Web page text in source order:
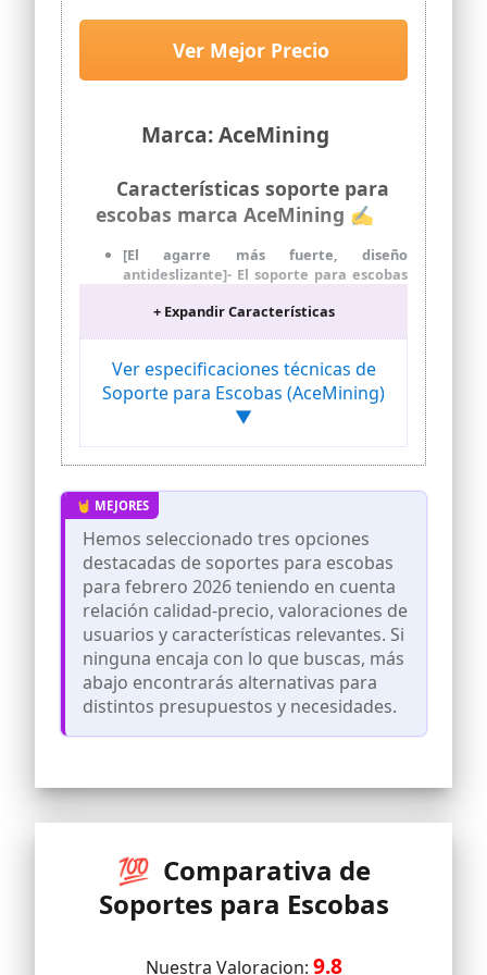
metal, mármol y armarios lisos. No apto
para paredes pintadas, gotelé, papel
pintado, superficies rugosas, porosas o
irregulares.
Marca: AceMining
Ver Mejor Precio
Características soporte para
escobas marca AceMining ✍
[El agarre más fuerte, diseño
antideslizante]- El soporte para escobas
304 resistente a la corrosión, más
[Ahorro de espacio organizando]- Los
soportes para escobas con estantes y
ganchos organizan tus escobas,
trapeadores, rastrillos, herramientas de
jardín, almacenamiento de lavandería y
[Instalación fácil]- Dos formas de instalar
el soporte de escobas de pared en
instalación.
[Amplias aplicaciones]- El organizador de
almacenamiento de escobas está
diseñado para sostener varios objetos
domésticos, ahorrando espacio y
decorando.
[Servicio al cliente]- Nos enfocamos en la
calidad del producto y valoramos mucho
la experiencia de compra de nuestros
clientes.
+ Expandir Características
Ver especificaciones técnicas de
Soporte para Escobas (AceMining)
▼
Hemos seleccionado tres opciones
destacadas de soportes para escobas
para febrero 2026 teniendo en cuenta
relación calidad-precio, valoraciones de
usuarios y características relevantes. Si
ninguna encaja con lo que buscas, más
abajo encontrarás alternativas para
distintos presupuestos y necesidades.
💯 Comparativa de
Soportes para Escobas
Nuestra Valoracion: 9.8